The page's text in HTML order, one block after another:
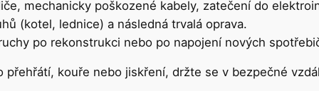
mechanicky poškozené kabely, zatečení do
(kotel, lednice) a následná trvalá oprava.
po rekonstrukci nebo po napojení nových
přehřátí, kouře nebo jiskření, držte se v bezpečné